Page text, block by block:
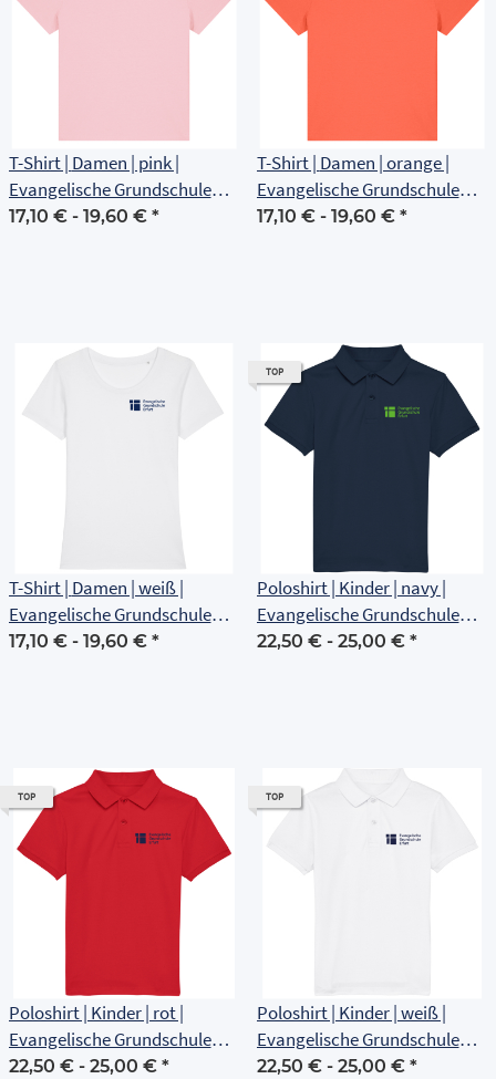
T-Shirt | Damen | pink |
Evangelische Grundschule
Erfurt
17,10 € - 19,60 € *
T-Shirt | Damen | orange |
Evangelische Grundschule
Erfurt
17,10 € - 19,60 € *
T-Shirt | Damen | weiß |
Evangelische Grundschule
Erfurt
17,10 € - 19,60 € *
TOP
Poloshirt | Kinder | navy |
Evangelische Grundschule
Erfurt
22,50 € - 25,00 € *
TOP
Poloshirt | Kinder | rot |
Evangelische Grundschule
Erfurt
22,50 € - 25,00 € *
TOP
Poloshirt | Kinder | weiß |
Evangelische Grundschule
Erfurt
22,50 € - 25,00 € *